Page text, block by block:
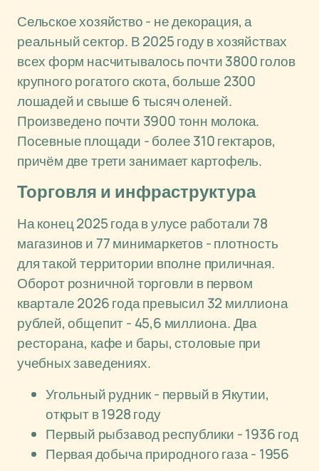
Сельское хозяйство - не декорация, а
реальный сектор. В 2025 году в хозяйствах
всех форм насчитывалось почти 3800 голов
крупного рогатого скота, больше 2300
лошадей и свыше 6 тысяч оленей.
Произведено почти 3900 тонн молока.
Посевные площади - более 310 гектаров,
причём две трети занимает картофель.
Торговля и инфраструктура
На конец 2025 года в улусе работали 78
магазинов и 77 минимаркетов - плотность
для такой территории вполне приличная.
Оборот розничной торговли в первом
квартале 2026 года превысил 32 миллиона
рублей, общепит - 45,6 миллиона. Два
ресторана, кафе и бары, столовые при
учебных заведениях.
Угольный рудник - первый в Якутии,
открыт в 1928 году
Первый рыбзавод республики - 1936 год
Первая добыча природного газа - 1956